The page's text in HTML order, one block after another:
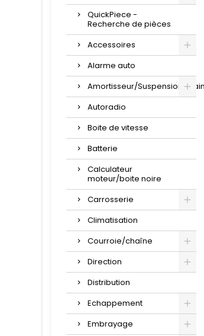
QuickPiece -
Recherche de pièces
Accessoires
Alarme auto
Amortisseur/Suspension/Train
Autoradio
Boite de vitesse
Batterie
Calculateur
moteur/boite noire
Carrosserie
Climatisation
Courroie/chaîne
Direction
Distribution
Echappement
Embrayage